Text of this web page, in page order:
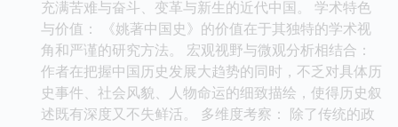
充满苦难与奋斗、变革与新生的近代中国。 学术特色
与价值： 《姚著中国史》的价值在于其独特的学术视
角和严谨的研究方法。 宏观视野与微观分析相结合：
作者在把握中国历史发展大趋势的同时，不乏对具体历
史事件、社会风貌、人物命运的细致描绘，使得历史叙
述既有深度又不失鲜活。 多维度考察： 除了传统的政